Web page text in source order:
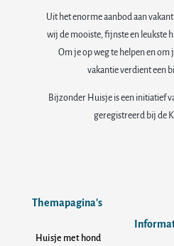
Uit het enorme aanbod aan
wij de mooiste, fijnste en leukste
Om je op weg te helpen en om
vakantie verdient een
Bijzonder Huisje is een initiatief
geregistreerd bij de
Themapagina's
Huisje met hond